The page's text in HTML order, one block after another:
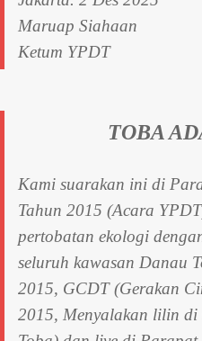
Maruap Siahaan
Ketum YPDT
TOBA
Kami suarakan ini di
Tahun 2015 (Acara
pertobatan ekologi
seluruh kawasan Danau
2015, GCDT (Gerakan
2015, Menyalakan lilin